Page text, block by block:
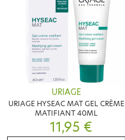
URIAGE
URIAGE HYSEAC MAT GEL CRÈME
MATIFIANT 40ML
11,95 €